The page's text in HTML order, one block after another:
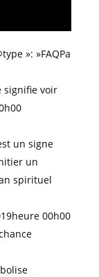
»: »FAQPa
signifie voir
un signe
un
spirituel
00h00